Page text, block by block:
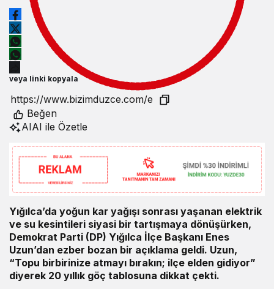
veya linki kopyala
Beğen
AIAI ile Özetle
Yığılca’da yoğun kar yağışı sonrası yaşanan elektrik
ve su kesintileri siyasi bir tartışmaya dönüşürken,
Demokrat Parti (DP) Yığılca İlçe Başkanı Enes
Uzun’dan ezber bozan bir açıklama geldi. Uzun,
“Topu birbirinize atmayı bırakın; ilçe elden gidiyor”
diyerek 20 yıllık göç tablosuna dikkat çekti.